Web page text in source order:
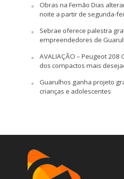
Obras na Fernão Dias
noite a partir de segunda-
Sebrae oferece palestra
empreendedores de
AVALIAÇÃO – Peugeot 208
dos compactos mais
Guarulhos ganha projeto
crianças e adolescentes